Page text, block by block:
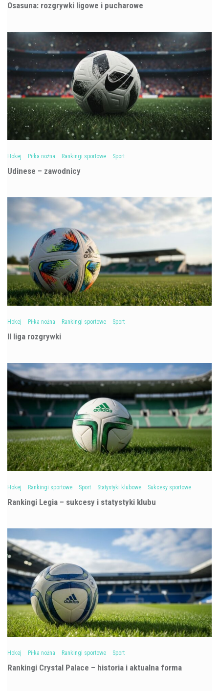
Osasuna: rozgrywki ligowe i pucharowe
Hokej Piłka nożna Rankingi sportowe Sport
Udinese – zawodnicy
Hokej Piłka nożna Rankingi sportowe Sport
II liga rozgrywki
Hokej Rankingi sportowe Sport Statystyki klubowe Sukcesy sportowe
Rankingi Legia – sukcesy i statystyki klubu
Hokej Piłka nożna Rankingi sportowe Sport
Rankingi Crystal Palace – historia i aktualna forma